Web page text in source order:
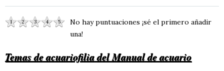
1 2 3 4 5
No hay puntuaciones ¡sé el primero añadir
una!
Temas de acuariofilia del Manual de acuario